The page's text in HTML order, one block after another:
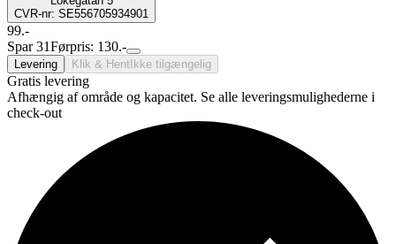
CVR-nr: SE556705934901
99.-
Spar 31Førpris: 130.-
Levering Klik & Hent Ikke tilgængelig
Gratis levering
Afhængig af område og kapacitet. Se alle leveringsmulighederne i
check-out